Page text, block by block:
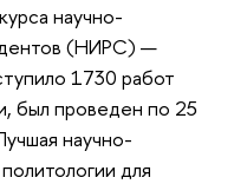
научно-
(НИРС) —
1730 работ
был проведен по 25
научно-
для